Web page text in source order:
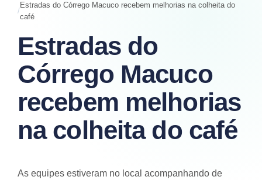
Estradas do Córrego Macuco recebem melhorias na colheita do
café
Estradas do
Córrego Macuco
recebem melhorias
na colheita do café
As equipes estiveram no local acompanhando de